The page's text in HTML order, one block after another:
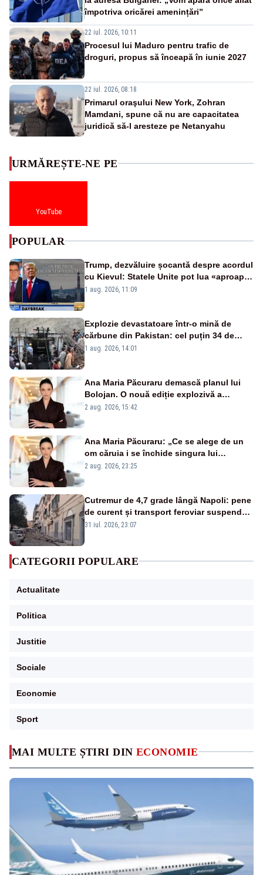
împotriva oricărei amenințări”
22 iul. 2026, 10:11
Procesul lui Maduro pentru trafic de
droguri, propus să înceapă în iunie 2027
22 iul. 2026, 08:18
Primarul oraşului New York, Zohran
Mamdani, spune că nu are capacitatea
juridică să-l aresteze pe Netanyahu
MAI MULTE ȘTIRI DIN ECONOMIE
URMĂREȘTE-NE PE
YouTube
POPULAR
Trump, dezvăluire șocantă despre acordul
cu Kievul: Statele Unite pot lua «aproape
tot ce vor» din minele Ucrainei”
1 aug. 2026, 11:09
Explozie devastatoare într-o mină de
cărbune din Pakistan: cel puțin 34 de
morți - VIDEO
1 aug. 2026, 14:01
Ana Maria Păcuraru demască planul lui
Bolojan. O nouă ediție explozivă a
emisiunii „Miza Zilei” la Realitatea PLUS
2 aug. 2026, 15:42
Ana Maria Păcuraru: „Ce se alege de un
om căruia i se închide singura lui
portiță?”
2 aug. 2026, 23:25
Cutremur de 4,7 grade lângă Napoli: pene
de curent și transport feroviar suspendat
- VIDEO
31 iul. 2026, 23:07
CATEGORII POPULARE
Actualitate
Politica
Justitie
Sociale
Economie
Sport